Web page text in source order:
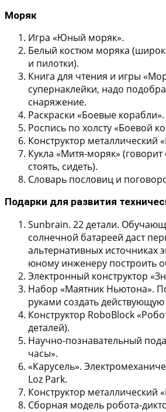
Моряк
Игра «Юный моряк».
Белый костюм моряка
и пилотки).
Книга для чтения и игры
супернаклейки, надо
снаряжение.
Раскраски «Боевые корабли».
Роспись по холсту «Боевой
Конструктор металлический
Кукла «Митя-моряк»
стоять, сидеть).
Словарь пословиц и
Подарки для развития
Sunbrain. 22 детали.
солнечной батареей даст
альтернативных источниках
юному инженеру построить
Электронный конструктор
Набор «Маятник Ньютона».
руками создать
Конструктор RoboBlock
деталей).
Научно-познавательный
часы».
«Карусель».
Loz Park.
Конструктор металлический
Сборная модель робота-